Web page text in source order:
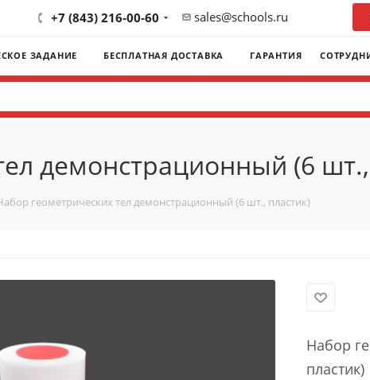
+7 (843) 216-00-60 sales@schools.ru
ЗАДАНИЕ БЕСПЛАТНАЯ ДОСТАВКА ГАРАНТИЯ
демонстрационный (6
геометрических тел демонстрационный (6 шт., пластик)
Набор
пластик)